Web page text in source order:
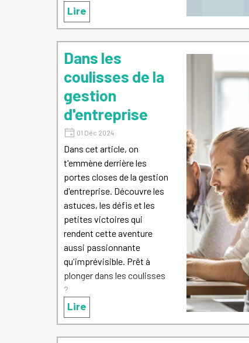
Lire
Dans les
coulisses de la
gestion
d'entreprise
01 Déc 2024
Dans cet article, on
t'emmène derrière les
portes closes de la gestion
d'entreprise. Découvre les
astuces, les défis et les
petites victoires qui
rendent cette aventure
aussi passionnante
qu'imprévisible. Prêt à
plonger dans les coulisses
?
Lire